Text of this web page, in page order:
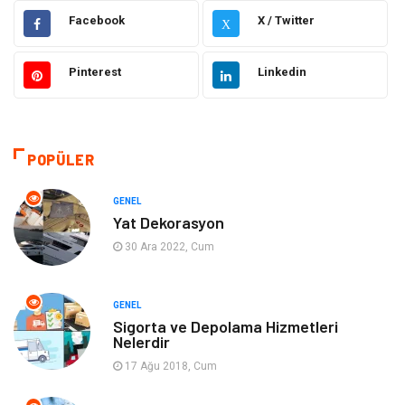
Elektrik & Elektronik Dekorasyon
Güzellik ve Bakım Eğitim
Makine
Eğitim ve Kariyer
Gıda Organizasyon
Spor
Tatil Hobi
Facebook X X / Twitter
Pinterest Linkedin
POPÜLER
GENEL
Yat Dekorasyon
30 Ara 2022, Cum
GENEL
Sigorta ve Depolama Hizmetleri
Nelerdir
17 Ağu 2018, Cum